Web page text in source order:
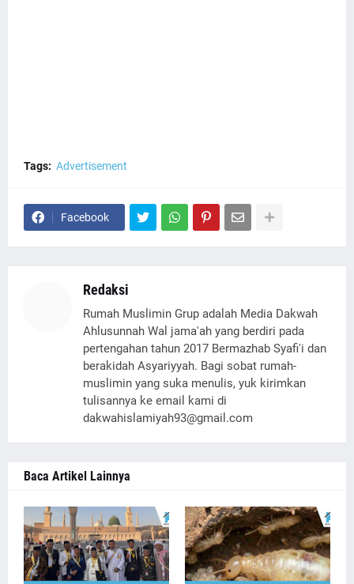
Tags: Advertisement
Facebook
Redaksi
Rumah Muslimin Grup adalah Media Dakwah
Ahlusunnah Wal jama'ah yang berdiri pada
pertengahan tahun 2017 Bermazhab Syafi'i dan
berakidah Asyariyyah. Bagi sobat rumah-
muslimin yang suka menulis, yuk kirimkan
tulisannya ke email kami di
dakwahislamiyah93@gmail.com
Baca Artikel Lainnya